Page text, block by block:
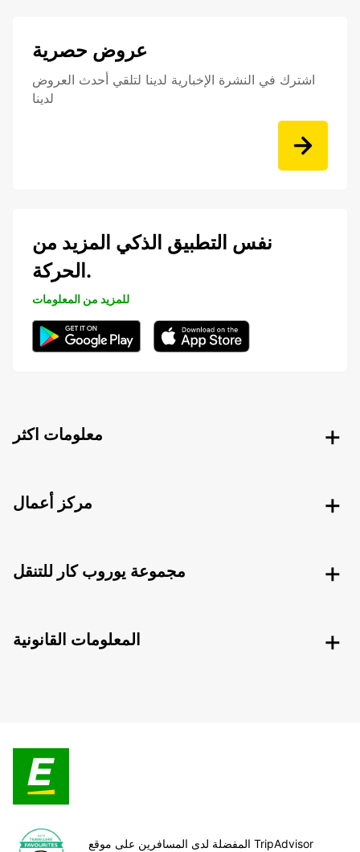
عروض حصرية
اشترك في النشرة الإخبارية لدينا لتلقي أحدث العروض
لدينا
نفس التطبيق الذكي المزيد من
الحركة.
للمزيد من المعلومات
معلومات اكثر
مركز أعمال
مجموعة يوروب كار للتنقل
المعلومات القانونية
المفضلة لدى المسافرين على موقع TripAdvisor